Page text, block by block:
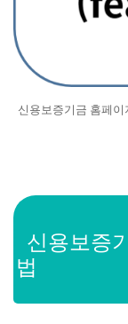
신용보증기금 홈페
신용보증
법